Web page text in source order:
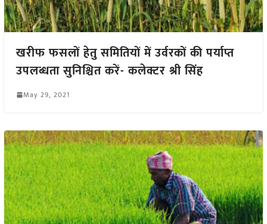
खरीफ फसलों हेतु समितियों में उर्वरकों की पर्याप्त
उपलब्धता सुनिश्चित करें- कलेक्टर श्री सिंह
May 29, 2021